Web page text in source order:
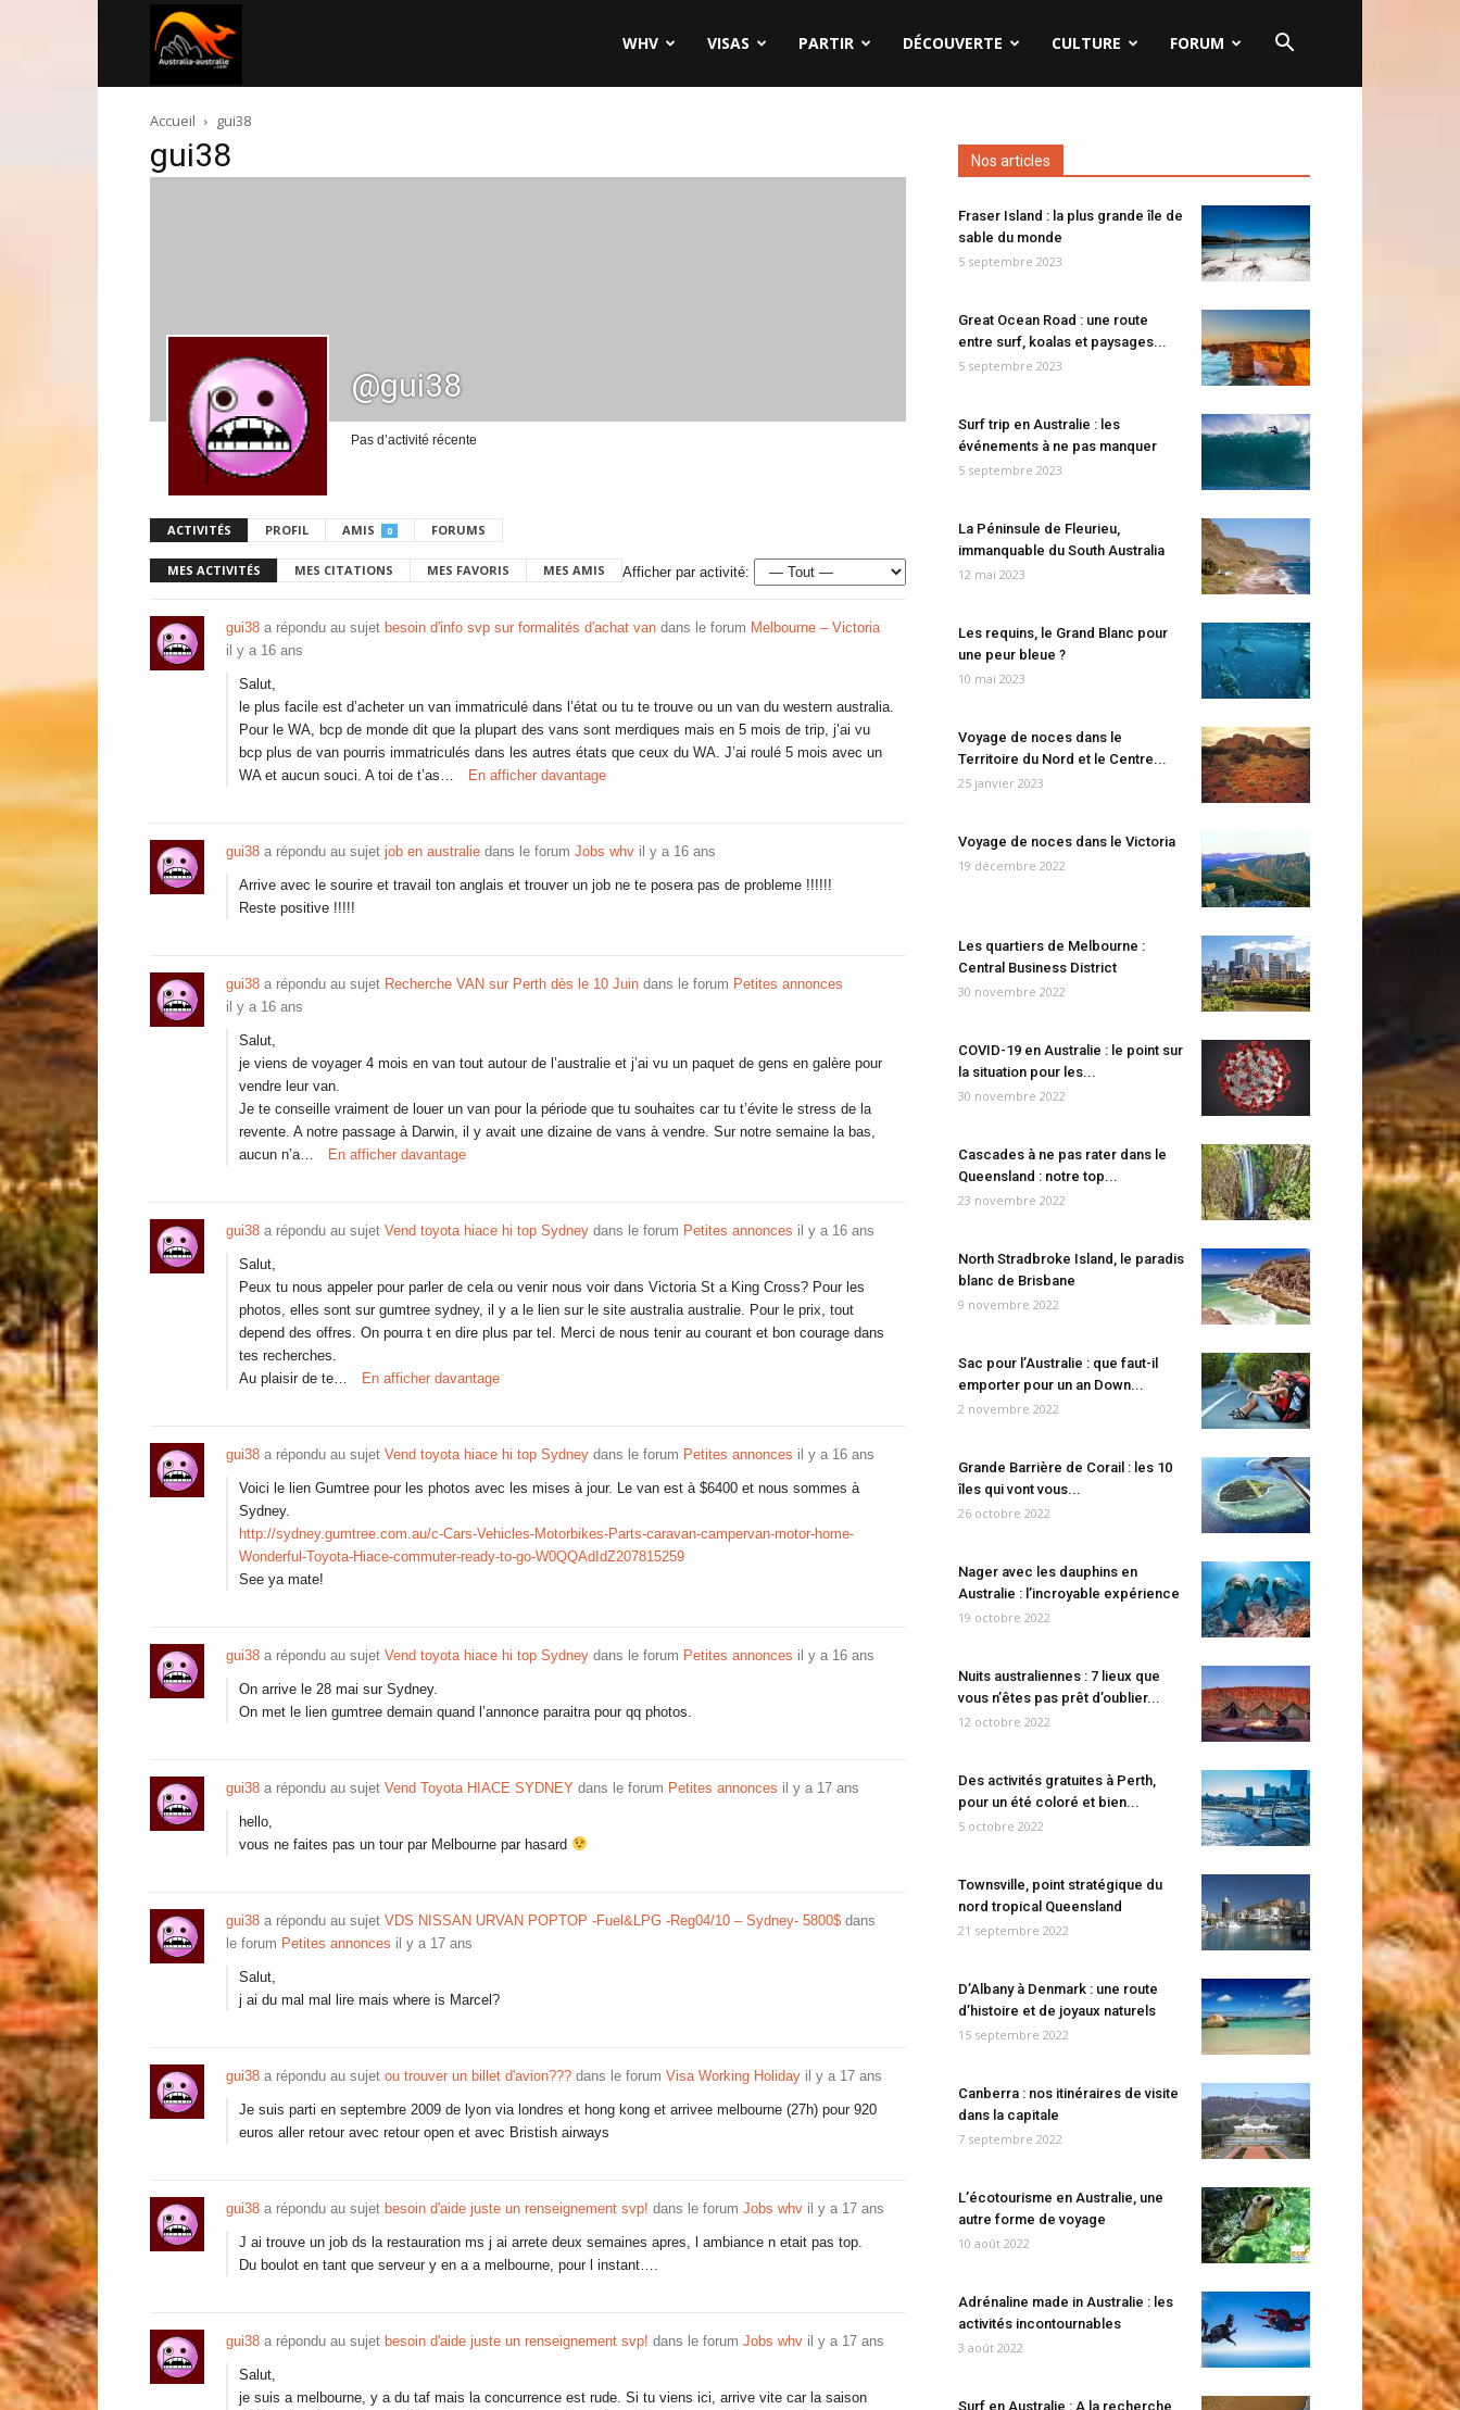
australie.com
WHV VISAS PARTIR DÉCOUVERTE CULTURE FORUM
Accueil gui38
gui38
@gui38
Pas d’activité récente
ACTIVITÉS PROFIL AMIS 0 FORUMS
MES ACTIVITÉS MES CITATIONS MES FAVORIS MES AMIS Afficher par activité:
gui38 a répondu au sujet besoin d'info svp sur formalités d'achat van dans le forum Melbourne – Victoria
il y a 16 ans
Salut,
le plus facile est d’acheter un van immatriculé dans l’état ou tu te trouve ou un van du western australia.
Pour le WA, bcp de monde dit que la plupart des vans sont merdiques mais en 5 mois de trip, j’ai vu
bcp plus de van pourris immatriculés dans les autres états que ceux du WA. J’ai roulé 5 mois avec un
WA et aucun souci. A toi de t’as…
En afficher davantage
gui38 a répondu au sujet job en australie dans le forum Jobs whv il y a 16 ans
Arrive avec le sourire et travail ton anglais et trouver un job ne te posera pas de probleme !!!!!!
Reste positive !!!!!
gui38 a répondu au sujet Recherche VAN sur Perth dès le 10 Juin dans le forum Petites annonces
il y a 16 ans
Salut,
je viens de voyager 4 mois en van tout autour de l’australie et j’ai vu un paquet de gens en galère pour
vendre leur van.
Je te conseille vraiment de louer un van pour la période que tu souhaites car tu t’évite le stress de la
revente. A notre passage à Darwin, il y avait une dizaine de vans à vendre. Sur notre semaine la bas,
aucun n’a…
En afficher davantage
gui38 a répondu au sujet Vend toyota hiace hi top Sydney dans le forum Petites annonces il y a 16 ans
Salut,
Peux tu nous appeler pour parler de cela ou venir nous voir dans Victoria St a King Cross? Pour les
photos, elles sont sur gumtree sydney, il y a le lien sur le site australia australie. Pour le prix, tout
depend des offres. On pourra t en dire plus par tel. Merci de nous tenir au courant et bon courage dans
tes recherches.
Au plaisir de te…
En afficher davantage
gui38 a répondu au sujet Vend toyota hiace hi top Sydney dans le forum Petites annonces il y a 16 ans
Voici le lien Gumtree pour les photos avec les mises à jour. Le van est à $6400 et nous sommes à
Sydney.
http://sydney.gumtree.com.au/c-Cars-Vehicles-Motorbikes-Parts-caravan-campervan-motor-home-
Wonderful-Toyota-Hiace-commuter-ready-to-go-W0QQAdIdZ207815259
See ya mate!
gui38 a répondu au sujet Vend toyota hiace hi top Sydney dans le forum Petites annonces il y a 16 ans
On arrive le 28 mai sur Sydney.
On met le lien gumtree demain quand l’annonce paraitra pour qq photos.
gui38 a répondu au sujet Vend Toyota HIACE SYDNEY dans le forum Petites annonces il y a 17 ans
hello,
vous ne faites pas un tour par Melbourne par hasard
gui38 a répondu au sujet VDS NISSAN URVAN POPTOP -Fuel&LPG -Reg04/10 – Sydney- 5800$ dans
le forum Petites annonces il y a 17 ans
Salut,
j ai du mal mal lire mais where is Marcel?
gui38 a répondu au sujet ou trouver un billet d'avion??? dans le forum Visa Working Holiday il y a 17 ans
Je suis parti en septembre 2009 de lyon via londres et hong kong et arrivee melbourne (27h) pour 920
euros aller retour avec retour open et avec Bristish airways
gui38 a répondu au sujet besoin d'aide juste un renseignement svp! dans le forum Jobs whv il y a 17 ans
J ai trouve un job ds la restauration ms j ai arrete deux semaines apres, l ambiance n etait pas top.
Du boulot en tant que serveur y en a a melbourne, pour l instant….
gui38 a répondu au sujet besoin d'aide juste un renseignement svp! dans le forum Jobs whv il y a 17 ans
Salut,
je suis a melbourne, y a du taf mais la concurrence est rude. Si tu viens ici, arrive vite car la saison
Nos articles
Fraser Island : la plus grande île de
sable du monde
5 septembre 2023
Great Ocean Road : une route
entre surf, koalas et paysages...
5 septembre 2023
Surf trip en Australie : les
événements à ne pas manquer
5 septembre 2023
La Péninsule de Fleurieu,
immanquable du South Australia
12 mai 2023
Les requins, le Grand Blanc pour
une peur bleue ?
10 mai 2023
Voyage de noces dans le
Territoire du Nord et le Centre...
25 janvier 2023
Voyage de noces dans le Victoria
19 décembre 2022
Les quartiers de Melbourne :
Central Business District
30 novembre 2022
COVID-19 en Australie : le point sur
la situation pour les...
30 novembre 2022
Cascades à ne pas rater dans le
Queensland : notre top...
23 novembre 2022
North Stradbroke Island, le paradis
blanc de Brisbane
9 novembre 2022
Sac pour l’Australie : que faut-il
emporter pour un an Down...
2 novembre 2022
Grande Barrière de Corail : les 10
îles qui vont vous...
26 octobre 2022
Nager avec les dauphins en
Australie : l’incroyable expérience
19 octobre 2022
Nuits australiennes : 7 lieux que
vous n’êtes pas prêt d’oublier...
12 octobre 2022
Des activités gratuites à Perth,
pour un été coloré et bien...
5 octobre 2022
Townsville, point stratégique du
nord tropical Queensland
21 septembre 2022
D’Albany à Denmark : une route
d’histoire et de joyaux naturels
15 septembre 2022
Canberra : nos itinéraires de visite
dans la capitale
7 septembre 2022
L’écotourisme en Australie, une
autre forme de voyage
10 août 2022
Adrénaline made in Australie : les
activités incontournables
3 août 2022
Surf en Australie : A la recherche